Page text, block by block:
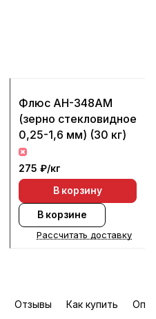
Флюс АН-348АМ
(зерно стекловидное
0,25-1,6 мм) (30 кг)
275 ₽/кг
В корзину
В корзине
Рассчитать доставку
Отзывы Как купить